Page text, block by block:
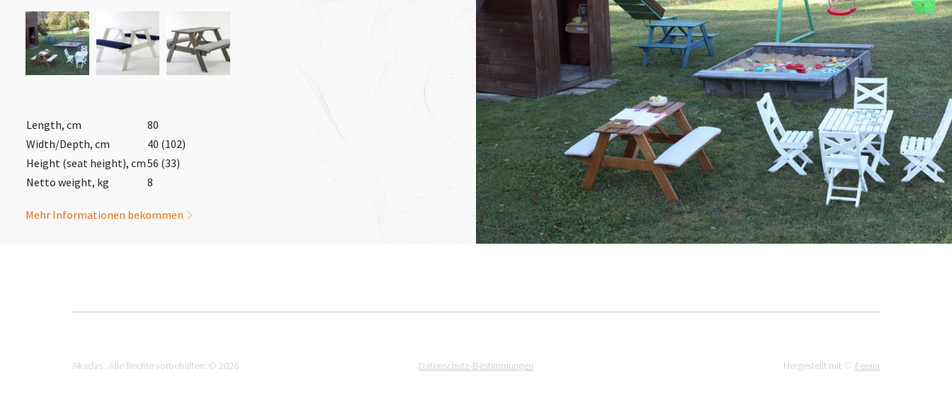
Length, cm
80
Width/Depth, cm
40 (102)
Height (seat height), cm56 (33)
Netto weight, kg
8
Mehr Informationen bekommen
Akadas . Alle Rechte vorbehalten: © 2026 Datenschutz-Bestimmungen Hergestellt mit ♡ Feeria